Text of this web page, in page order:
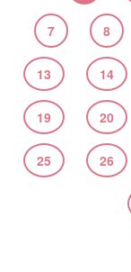
7 8
13 14
19 20
25 26